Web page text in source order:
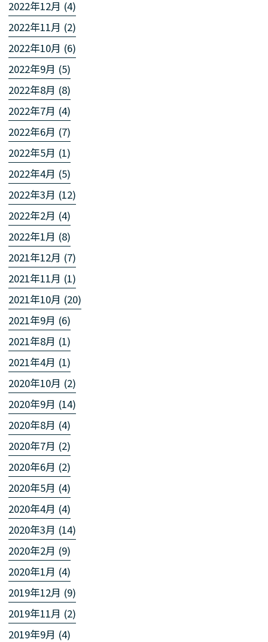
2022年12月 (4)
2022年11月 (2)
2022年10月 (6)
2022年9月 (5)
2022年8月 (8)
2022年7月 (4)
2022年6月 (7)
2022年5月 (1)
2022年4月 (5)
2022年3月 (12)
2022年2月 (4)
2022年1月 (8)
2021年12月 (7)
2021年11月 (1)
2021年10月 (20)
2021年9月 (6)
2021年8月 (1)
2021年4月 (1)
2020年10月 (2)
2020年9月 (14)
2020年8月 (4)
2020年7月 (2)
2020年6月 (2)
2020年5月 (4)
2020年4月 (4)
2020年3月 (14)
2020年2月 (9)
2020年1月 (4)
2019年12月 (9)
2019年11月 (2)
2019年9月 (4)